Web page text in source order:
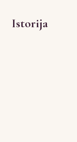
Istorija